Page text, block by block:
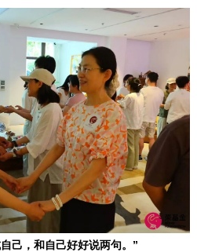
，和自己好好说两句。”